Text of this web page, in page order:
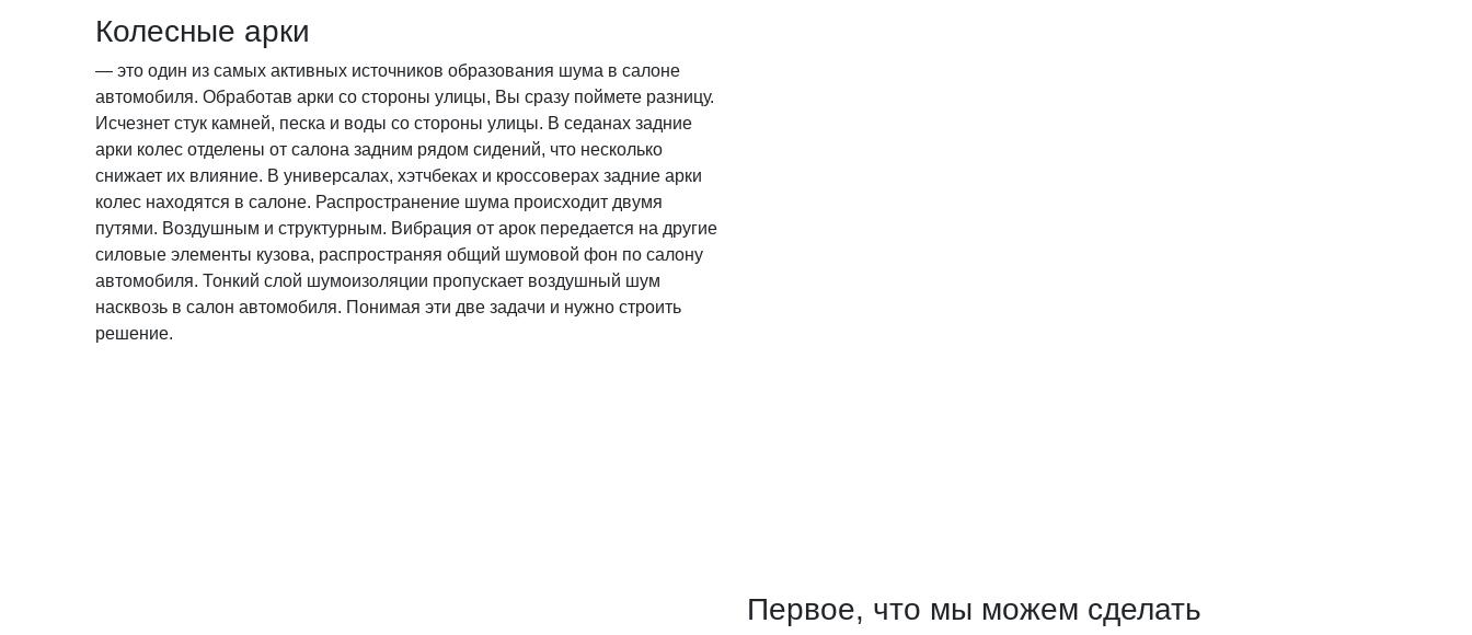
Колесные арки
— это один из самых активных источников образования шума в салоне
автомобиля. Обработав арки со стороны улицы, Вы сразу поймете разницу.
Исчезнет стук камней, песка и воды со стороны улицы. В седанах задние
арки колес отделены от салона задним рядом сидений, что несколько
снижает их влияние. В универсалах, хэтчбеках и кроссоверах задние арки
колес находятся в салоне. Распространение шума происходит двумя
путями. Воздушным и структурным. Вибрация от арок передается на другие
силовые элементы кузова, распространяя общий шумовой фон по салону
автомобиля. Тонкий слой шумоизоляции пропускает воздушный шум
насквозь в салон автомобиля. Понимая эти две задачи и нужно строить
решение.
Первое, что мы можем сделать